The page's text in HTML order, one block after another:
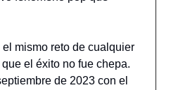
mismo reto de cualquier
el éxito no fue chepa.
de 2023 con el